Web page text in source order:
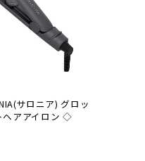
サロニア) グロッ
ヘアアイロン ◇